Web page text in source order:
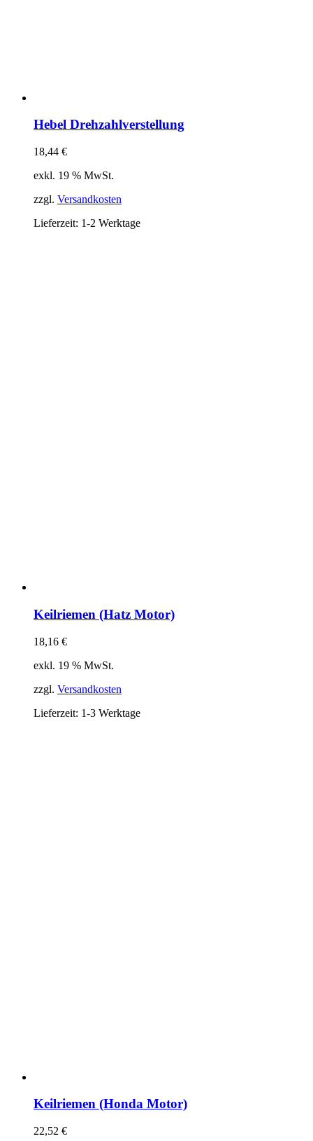
Hebel Drehzahlverstellung
18,44 €
exkl. 19 % MwSt.
zzgl. Versandkosten
Lieferzeit: 1-2 Werktage
Keilriemen (Hatz Motor)
18,16 €
exkl. 19 % MwSt.
zzgl. Versandkosten
Lieferzeit: 1-3 Werktage
Keilriemen (Honda Motor)
22,52 €